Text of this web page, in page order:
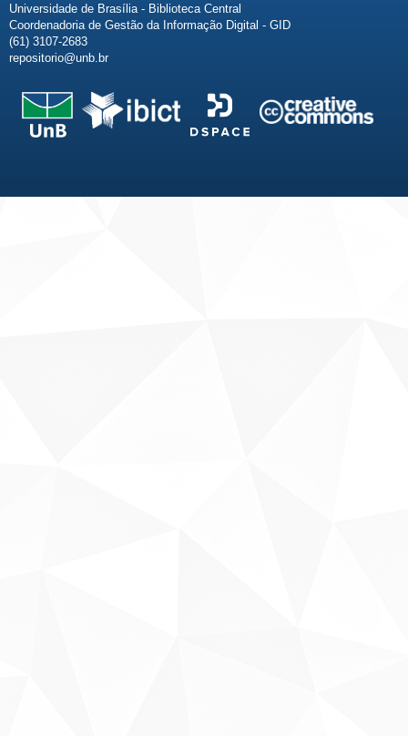
Universidade de Brasília - Biblioteca Central
Coordenadoria de Gestão da Informação Digital - GID
(61) 3107-2683
repositorio@unb.br